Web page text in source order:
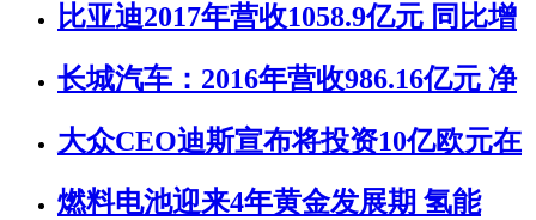
比亚迪2017年营收1058.9亿元 同比增
长城汽车：2016年营收986.16亿元 净
大众CEO迪斯宣布将投资10亿欧元在
燃料电池迎来4年黄金发展期 氢能